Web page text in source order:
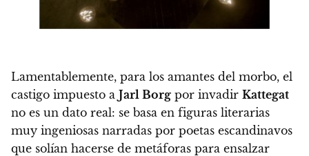
Lamentablemente, para los amantes del morbo, el
castigo impuesto a Jarl Borg por invadir Kattegat
no es un dato real: se basa en figuras literarias
muy ingeniosas narradas por poetas escandinavos
que solían hacerse de metáforas para ensalzar